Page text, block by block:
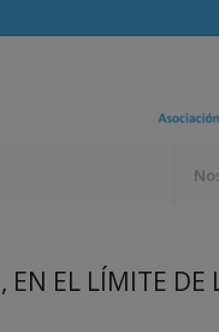
EN EL LÍMITE